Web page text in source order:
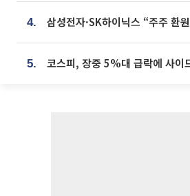
4. 삼성전자·SK하이닉스 “주주 환
5.